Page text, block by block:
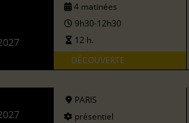
4 matinées
9h30-12h30
12 h.
DÉCOUVERTE
PARIS
présentiel